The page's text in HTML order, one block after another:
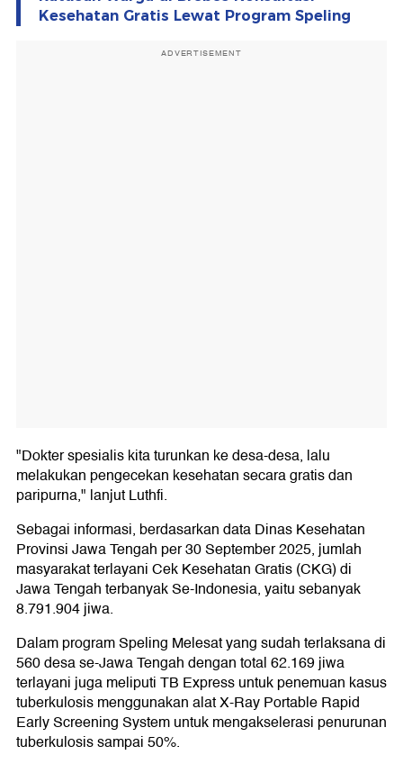
Kesehatan Gratis Lewat Program Speling
ADVERTISEMENT
"Dokter spesialis kita turunkan ke desa-desa, lalu
melakukan pengecekan kesehatan secara gratis dan
paripurna," lanjut Luthfi.
Sebagai informasi, berdasarkan data Dinas Kesehatan
Provinsi Jawa Tengah per 30 September 2025, jumlah
masyarakat terlayani Cek Kesehatan Gratis (CKG) di
Jawa Tengah terbanyak Se-Indonesia, yaitu sebanyak
8.791.904 jiwa.
Dalam program Speling Melesat yang sudah terlaksana di
560 desa se-Jawa Tengah dengan total 62.169 jiwa
terlayani juga meliputi TB Express untuk penemuan kasus
tuberkulosis menggunakan alat X-Ray Portable Rapid
Early Screening System untuk mengakselerasi penurunan
tuberkulosis sampai 50%.